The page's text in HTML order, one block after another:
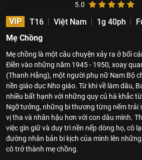
5.0
VIP T16 Việt Nam 1g 40ph
Mẹ Chồng
Mẹ chồng là một câu chuyện xảy ra ở bối
Điền vào những năm 1945 - 1950, xoay
(Thanh Hằng), một người phụ nữ Nam Bộ
nền giáo dục Nho giáo. Từ khi về làm dâu,
nhiều bất hạnh với những quy củ hà khắc
Ngỡ tưởng, những bi thương từng nếm trải
vị tha và nhân hậu hơn với con dâu mình.
việc gìn giữ và duy trì nền nếp dòng họ, cô
đường nhân bản bi kịch của mình lên
cô trở thành mẹ chồng.